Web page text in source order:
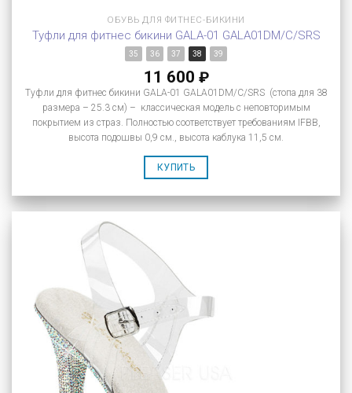
ОБУВЬ ДЛЯ ФИТНЕС-БИКИНИ
Туфли для фитнес бикини GALA-01 GALA01DM/C/SRS
35 36 37 38 39
11 600 ₽
Туфли для фитнес бикини GALA-01 GALA01DM/C/SRS (стопа для 38
размера – 25.3 см) – классическая модель с неповторимым
покрытием из страз. Полностью соответствует требованиям IFBB,
высота подошвы 0,9 см., высота каблука 11,5 см.
КУПИТЬ